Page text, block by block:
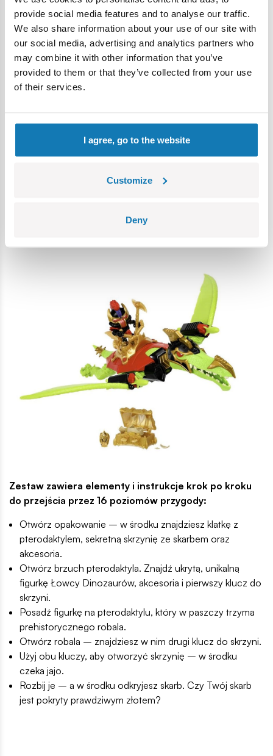
provide social media features and to analyse our traffic.
We also share information about your use of our site with
our social media, advertising and analytics partners who
may combine it with other information that you’ve
provided to them or that they’ve collected from your use
of their services.
I agree, go to the website
Customize
Deny
czeka niespodzianka. Może to być rzadki skarb, a jeśli
dopisze Ci szczęście – może trafisz na prawdziwe złoto!
Szansa? 1 na 8. Ale kto nie ryzykuje… ten nie staje się
legendą!
Dlaczego ten zestaw to coś więcej niż zabawka?
stawiać czoła niezwykłym przygodom. Z zestawem
X: Dino Gold – Pterodaktyl w klatce
To nie jest zwykła zabawka – to zaproszenie do świata
Gotowy, by zostać bohaterem? Otwórz klatkę, złap
Zestaw zawiera elementy i instrukcje krok po kroku
do przejścia przez 16 poziomów przygody:
Otwórz opakowanie – w środku znajdziesz klatkę z
pterodaktylem, sekretną skrzynię ze skarbem oraz
akcesoria.
Otwórz brzuch pterodaktyla. Znajdź ukrytą, unikalną
figurkę Łowcy Dinozaurów, akcesoria i pierwszy klucz do
skrzyni.
Posadź figurkę na pterodaktylu, który w paszczy trzyma
prehistorycznego robala.
Otwórz robala – znajdziesz w nim drugi klucz do skrzyni.
Użyj obu kluczy, aby otworzyć skrzynię – w środku
czeka jajo.
Rozbij je – a w środku odkryjesz skarb. Czy Twój skarb
jest pokryty prawdziwym złotem?